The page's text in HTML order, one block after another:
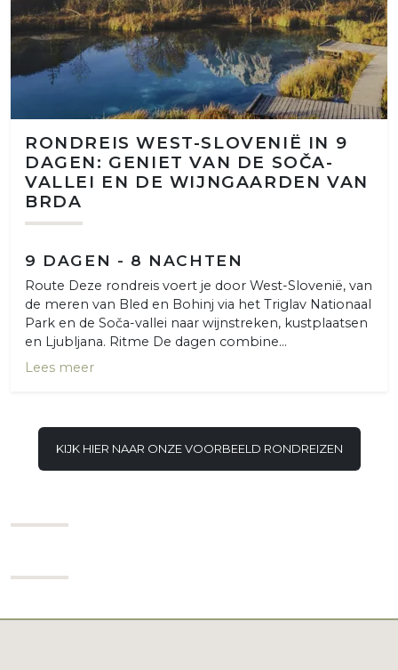
RONDREIS WEST-SLOVENIË IN 9
DAGEN: GENIET VAN DE SOČA-
VALLEI EN DE WIJNGAARDEN VAN
BRDA
9 DAGEN - 8 NACHTEN
Route Deze rondreis voert je door West-Slovenië, van
de meren van Bled en Bohinj via het Triglav Nationaal
Park en de Soča-vallei naar wijnstreken, kustplaatsen
en Ljubljana. Ritme De dagen combine...
Lees meer
KIJK HIER NAAR ONZE VOORBEELD RONDREIZEN